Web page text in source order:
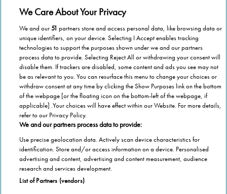
Categorie
We Care About Your Privacy
We and our51 partners store and access personal data, like browsing data or
unique identifiers, on your device. Selecting I Accept enables tracking
technologies to support the purposes shown under we and our partners
process data to provide. Selecting Reject All or withdrawing your consent will
disable them. If trackers are disabled, some content and ads you see may not
be as relevant to you. You can resurface this menu to change your choices or
withdraw consent at any time by clicking the Show Purposes link on the bottom
of the webpage [or the floating icon on the bottom-left of the webpage, if
applicable] .Your choices will have effect within our Website. For more details,
refer to our Privacy Policy.
We and our partners process data to provide:
Use precise geolocation data. Actively scan device characteristics for
identification. Store and/or access information on a device. Personalised
advertising and content, advertising and content measurement, audience
research and services development.
List of Partners (vendors)